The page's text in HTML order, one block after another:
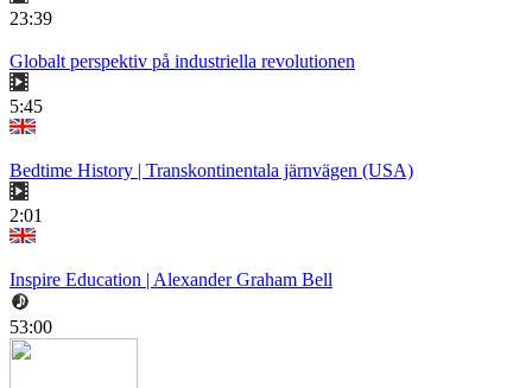
23:39
Globalt perspektiv på industriella revolutionen
5:45
Bedtime History | Transkontinentala järnvägen (USA)
2:01
Inspire Education | Alexander Graham Bell
53:00